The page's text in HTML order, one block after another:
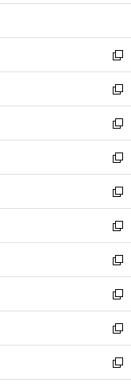
開
ウ
開
く
ン
ウ
で
開
く
ウ
ン
ド
ウ
で
開
く
し
ウ
ィ
ン
ド
ウ
で
開
く
新
し
い
ウ
ィ
ン
ド
ウ
で
開
く
新
し
い
ウ
ィ
ン
ド
ウ
で
開
く
新
し
い
ウ
ィ
ン
ド
ウ
で
開
く
新
し
い
ウ
ィ
ン
ド
ウ
で
開
く
新
し
い
ウ
ィ
ン
ド
ウ
で
開
く
新
し
い
ウ
ィ
ン
ド
ウ
で
開
新
し
い
ウ
ィ
ン
ド
ウ
新
し
い
ウ
ィ
ン
新
し
い
ウ
新
し